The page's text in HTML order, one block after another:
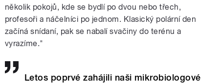
několik pokojů, kde se bydlí po dvou nebo třech,
profesoři a náčelníci po jednom. Klasický polární den
začíná snídaní, pak se nabalí svačiny do terénu a
vyrazíme."
Letos poprvé zahájili naši mikrobiologové